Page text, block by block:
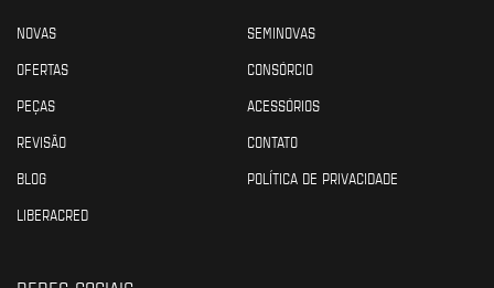
NOVAS
SEMINOVAS
OFERTAS
CONSÓRCIO
PEÇAS
ACESSÓRIOS
REVISÃO
CONTATO
BLOG
POLÍTICA DE PRIVACIDADE
LIBERACRED